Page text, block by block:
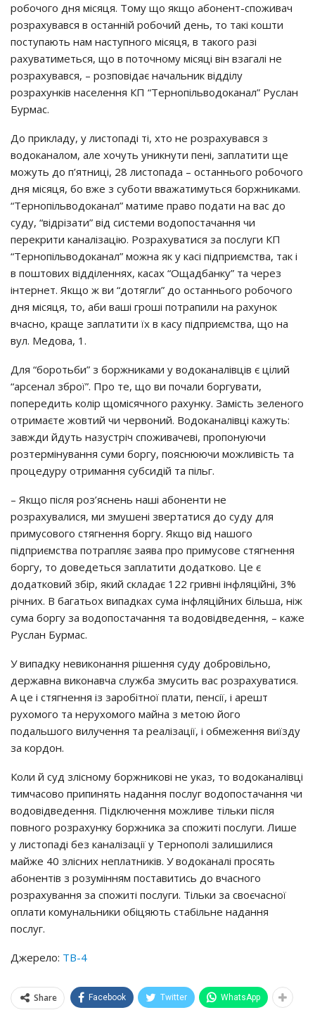
робочого дня місяця. Тому що якщо абонент-споживач
розрахувався в останній робочий день, то такі кошти
поступають нам наступного місяця, в такого разі
рахуватиметься, що в поточному місяці він взагалі не
розрахувався, – розповідає начальник відділу
розрахунків населення КП “Тернопільводоканал” Руслан
Бурмас.
До прикладу, у листопаді ті, хто не розрахувався з
водоканалом, але хочуть уникнути пені, заплатити ще
можуть до п’ятниці, 28 листопада – останнього робочого
дня місяця, бо вже з суботи вважатимуться боржниками.
“Тернопільводоканал” матиме право подати на вас до
суду, “відрізати” від системи водопостачання чи
перекрити каналізацію. Розрахуватися за послуги КП
“Тернопільводоканал” можна як у касі підприємства, так і
в поштових відділеннях, касах “Ощадбанку” та через
інтернет. Якщо ж ви “дотягли” до останнього робочого
дня місяця, то, аби ваші гроші потрапили на рахунок
вчасно, краще заплатити їх в касу підприємства, що на
вул. Медова, 1.
Для “боротьби” з боржниками у водоканалівців є цілий
“арсенал зброї”. Про те, що ви почали боргувати,
попередить колір щомісячного рахунку. Замість зеленого
отримаєте жовтий чи червоний. Водоканалівці кажуть:
завжди йдуть назустріч споживачеві, пропонуючи
розтермінування суми боргу, пояснюючи можливість та
процедуру отримання субсидій та пільг.
– Якщо після роз’яснень наші абоненти не
розрахувалися, ми змушені звертатися до суду для
примусового стягнення боргу. Якщо від нашого
підприємства потрапляє заява про примусове стягнення
боргу, то доведеться заплатити додатково. Це є
додатковий збір, який складає 122 гривні інфляційні, 3%
річних. В багатьох випадках сума інфляційних більша, ніж
сума боргу за водопостачання та водовідведення, – каже
Руслан Бурмас.
У випадку невиконання рішення суду добровільно,
державна виконавча служба змусить вас розрахуватися.
А це і стягнення із заробітної плати, пенсії, і арешт
рухомого та нерухомого майна з метою його
подальшого вилучення та реалізації, і обмеження виїзду
за кордон.
Коли й суд злісному боржникові не указ, то водоканалівці
тимчасово припинять надання послуг водопостачання чи
водовідведення. Підключення можливе тільки після
повного розрахунку боржника за спожиті послуги. Лише
у листопаді без каналізації у Тернополі залишилися
майже 40 злісних неплатників. У водоканалі просять
абонентів з розумінням поставитись до вчасного
розрахування за спожиті послуги. Тільки за своєчасної
оплати комунальники обіцяють стабільне надання
послуг.
Джерело: ТВ-4
Share Facebook Twitter WhatsApp